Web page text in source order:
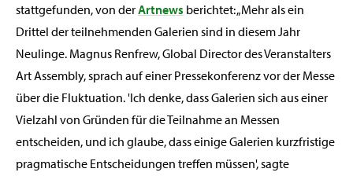
stattgefunden, von derArtnews berichtet: „Mehr als ein
Drittel der teilnehmenden Galerien sind in diesem Jahr
Neulinge. Magnus Renfrew, Global Director des Veranstalters
Art Assembly, sprach auf einer Pressekonferenz vor der Messe
über die Fluktuation. 'Ich denke, dass Galerien sich aus einer
Vielzahl von Gründen für die Teilnahme an Messen
entscheiden, und ich glaube, dass einige Galerien kurzfristige
pragmatische Entscheidungen treffen müssen', sagte